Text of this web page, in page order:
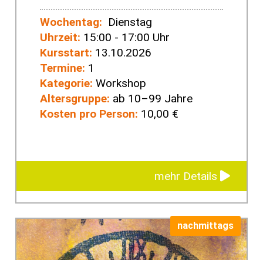
Wochentag: Dienstag
Uhrzeit: 15:00 - 17:00 Uhr
Kursstart: 13.10.2026
Termine: 1
Kategorie: Workshop
Altersgruppe: ab 10–99 Jahre
Kosten pro Person: 10,00 €
mehr Details
nachmittags